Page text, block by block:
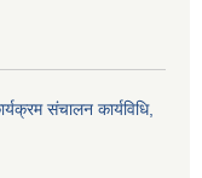
संचालन कार्यविधि,